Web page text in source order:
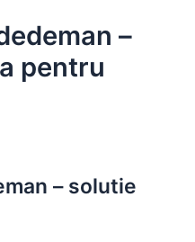
–
pentru
– solutie